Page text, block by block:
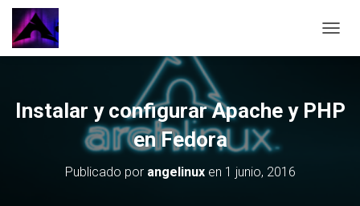
Instalar y configurar Apache y PHP
en Fedora
Publicado por angelinuxen 1 junio, 2016